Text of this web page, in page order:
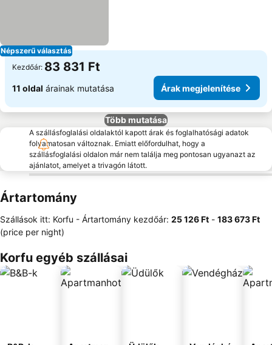
Népszerű választás
Kezdőár: 83 831 Ft
11 oldal árainak mutatása Árak megjelenítése
Több mutatása
A szállásfoglalási oldalaktól kapott árak és foglalhatósági adatok
folyamatosan változnak. Emiatt előfordulhat, hogy a
szállásfoglalási oldalon már nem találja meg pontosan ugyanazt az
ajánlatot, amelyet a trivagón látott.
Ártartomány
Szállások itt: Korfu - Ártartomány kezdőár: ‎25 126 Ft - ‎183 673 Ft
(price per night)
Korfu egyéb szállásai